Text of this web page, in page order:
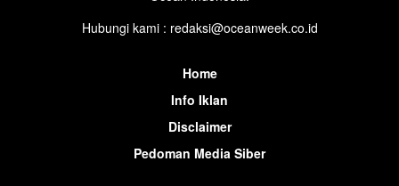
Hubungi kami : redaksi@oceanweek.co.id
Home
Info Iklan
Disclaimer
Pedoman Media Siber